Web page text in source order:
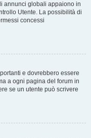
annunci globali appaiono in
Utente. La possibilità di
concessi
e dovrebbero essere
a ogni pagina del forum in
se un utente può scrivere